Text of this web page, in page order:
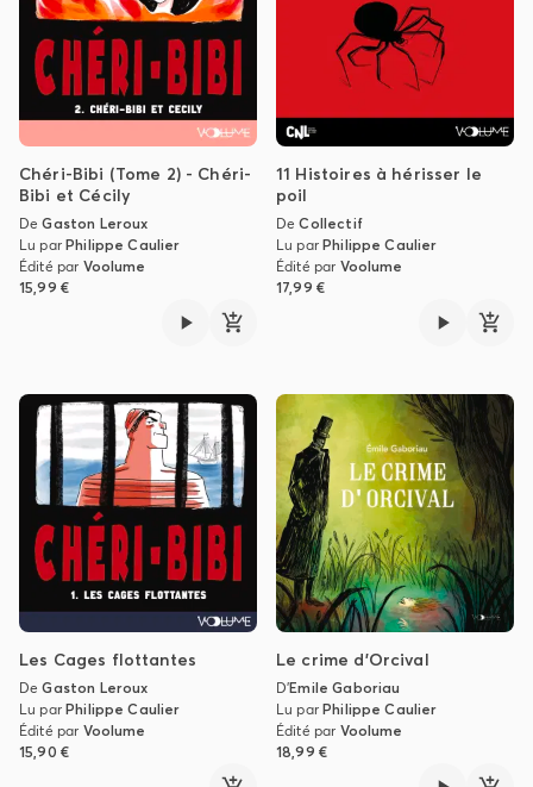
Chéri-Bibi (Tome 2) - Chéri-
Bibi et Cécily
DeGaston Leroux
Lu parPhilippe Caulier
Édité par Voolume
15,99 €
11 Histoires à hérisser le
poil
DeCollectif
Lu parPhilippe Caulier
Édité par Voolume
17,99 €
Les Cages flottantes
DeGaston Leroux
Lu parPhilippe Caulier
Édité par Voolume
15,90 €
Le crime d'Orcival
D'Emile Gaboriau
Lu parPhilippe Caulier
Édité par Voolume
18,99 €